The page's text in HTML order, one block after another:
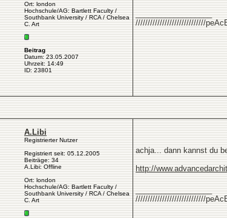
Ort: london
Hochschule/AG: Bartlett Faculty /
Southbank University / RCA / Chelsea
C. Art
Beitrag
Datum: 23.05.2007
Uhrzeit: 14:49
ID: 23801
/////////////////////////////
A.Libi
Registrierter Nutzer
Registriert seit: 05.12.2005
Beiträge: 34
A.Libi: Offline
Ort: london
Hochschule/AG: Bartlett Faculty /
Southbank University / RCA / Chelsea
C. Art
achja... dann kannst du
http://
/////////////////////////////